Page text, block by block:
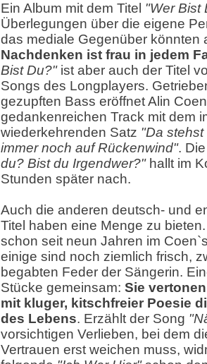
Ein Album mit dem Titel "Wer Bist
Überlegungen über die eigene
das mediale Gegenüber könnten
Nachdenken ist frau in jedem
Bist Du?"ist aber auch der Titel
Songs des Longplayers.
gezupften Bass eröffnet Alin
gedankenreichen Track mit dem
wiederkehrenden Satz "Da
immer noch auf Rückenwind".
du? Bist du Irgendwer?"hallt im
Stunden später nach.
Auch die anderen deutsch- und
Titel haben eine Menge zu
schon seit neun Jahren im
einige sind noch ziemlich frisch,
begabten Feder der Sängerin.
Stücke gemeinsam: Sie
mit kluger, kitschfreier Poesie
des Lebens. Erzählt der Song
vorsichtigen Verlieben, bei dem
Vertrauen erst weichen muss,